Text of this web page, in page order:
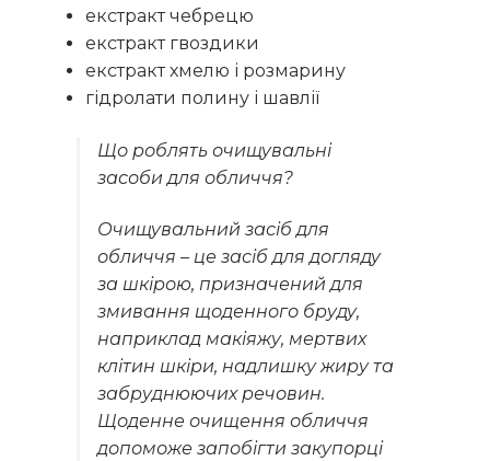
екстракт чебрецю
екстракт гвоздики
екстракт хмелю і розмарину
гідролати полину і шавлії
Що роблять очищувальні
засоби для обличчя?
Очищувальний засіб для
обличчя – це засіб для догляду
за шкірою, призначений для
змивання щоденного бруду,
наприклад макіяжу, мертвих
клітин шкіри, надлишку жиру та
забруднюючих речовин.
Щоденне очищення обличчя
допоможе запобігти закупорці